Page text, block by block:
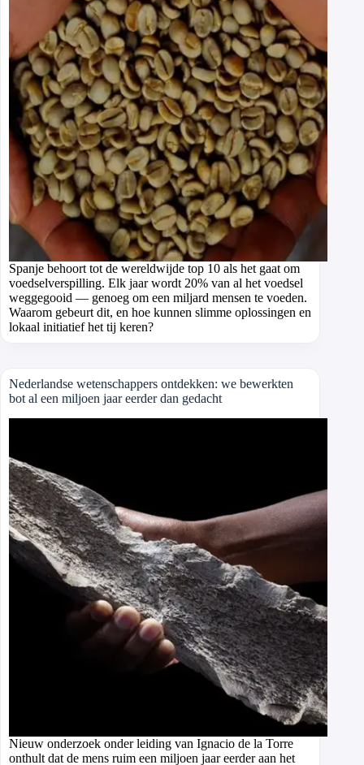
Spanje behoort tot de wereldwijde top 10 als het gaat om
voedselverspilling. Elk jaar wordt 20% van al het voedsel
weggegooid — genoeg om een miljard mensen te voeden.
Waarom gebeurt dit, en hoe kunnen slimme oplossingen en
lokaal initiatief het tij keren?
Nederlandse wetenschappers ontdekken: we bewerkten
bot al een miljoen jaar eerder dan gedacht
Nieuw onderzoek onder leiding van Ignacio de la Torre
onthult dat de mens ruim een miljoen jaar eerder aan het